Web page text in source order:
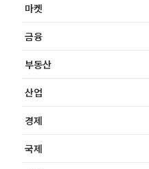
마켓
금융
부동산
산업
경제
국제